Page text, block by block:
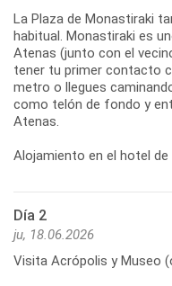
La Plaza de Monastiraki
habitual. Monastiraki es
Atenas (junto con el
tener tu primer contacto
metro o llegues
como telón de fondo y
Atenas.
Alojamiento en el hotel de
Día 2
ju, 18.06.2026
Visita Acrópolis y Museo